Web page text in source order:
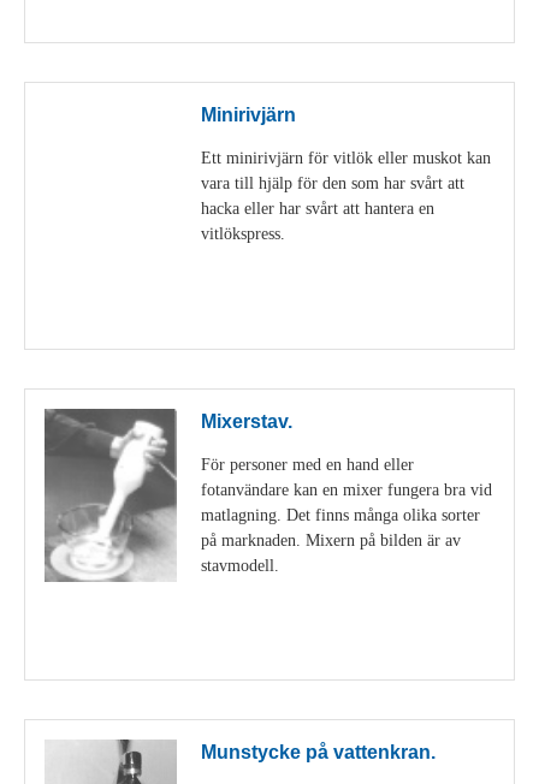
Minirivjärn
Ett minirivjärn för vitlök eller muskot kan
vara till hjälp för den som har svårt att
hacka eller har svårt att hantera en
vitlökspress.
Mixerstav.
För personer med en hand eller
fotanvändare kan en mixer fungera bra vid
matlagning. Det finns många olika sorter
på marknaden. Mixern på bilden är av
stavmodell.
Munstycke på vattenkran.